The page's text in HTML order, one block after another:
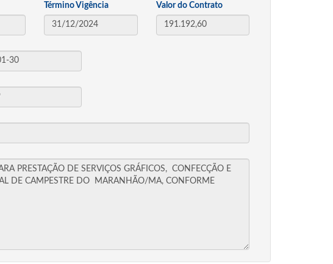
Término Vigência Valor do Contrato